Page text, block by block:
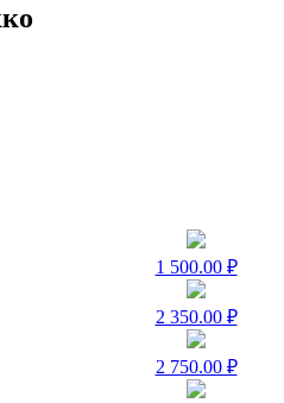
1 500.00 ₽
2 350.00 ₽
2 750.00 ₽